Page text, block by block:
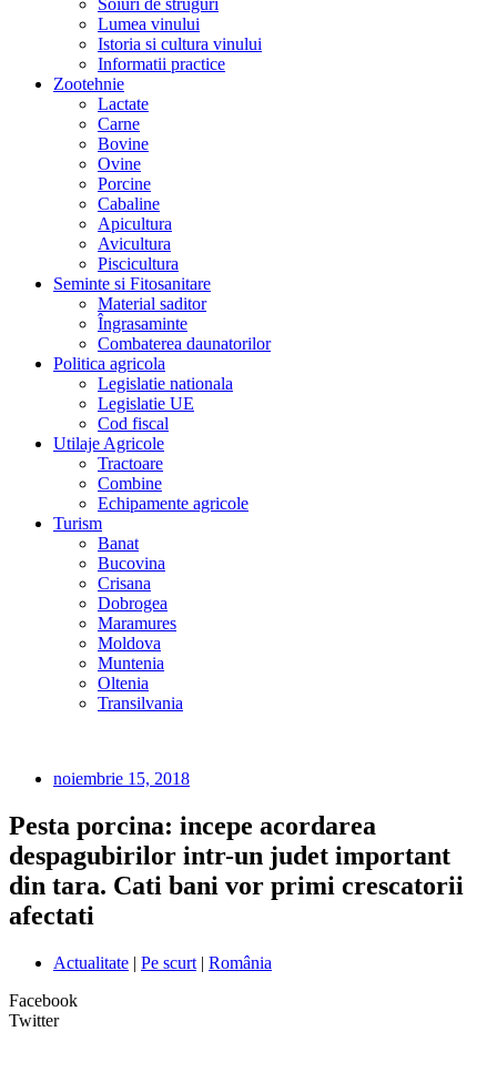
Soiuri de struguri
Lumea vinului
Istoria si cultura vinului
Informatii practice
Zootehnie
Lactate
Carne
Bovine
Ovine
Porcine
Cabaline
Apicultura
Avicultura
Piscicultura
Seminte si Fitosanitare
Material saditor
Îngrasaminte
Combaterea daunatorilor
Politica agricola
Legislatie nationala
Legislatie UE
Cod fiscal
Utilaje Agricole
Tractoare
Combine
Echipamente agricole
Turism
Banat
Bucovina
Crisana
Dobrogea
Maramures
Moldova
Muntenia
Oltenia
Transilvania
noiembrie 15, 2018
Pesta porcina: incepe acordarea
despagubirilor intr-un judet important
din tara. Cati bani vor primi crescatorii
afectati
Actualitate | Pe scurt | România
Facebook
Twitter